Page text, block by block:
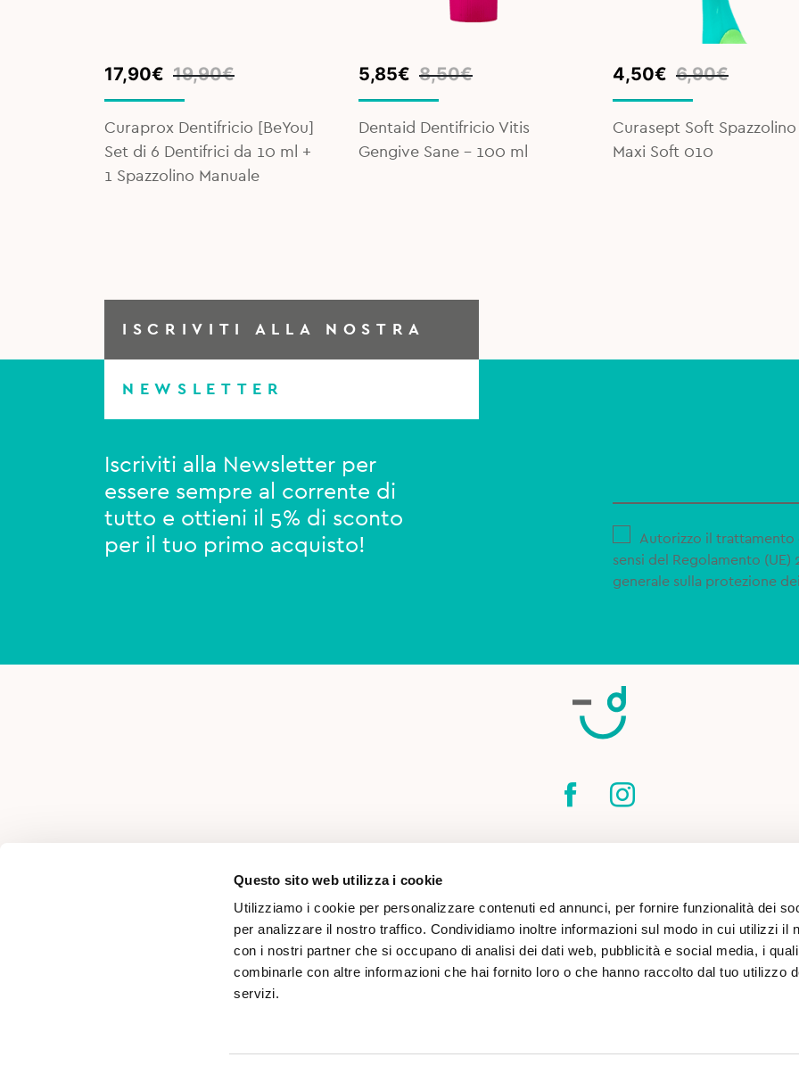
Questo sito web utilizza i cookie
Utilizziamo i cookie per personalizzare contenuti ed annunci, per fornire funzionalità dei
per analizzare il nostro traffico. Condividiamo inoltre informazioni sul modo in cui utilizzi il
con i nostri partner che si occupano di analisi dei dati web, pubblicità e social media, i
combinarle con altre informazioni che hai fornito loro o che hanno raccolto dal tuo utilizzo
servizi.
19,90€
Original
price
19,90€.
17,90€
Current
price
17,90€.
Curaprox Dentifricio [BeYou]
Set di 6 Dentifrici da 10 ml +
1 Spazzolino Manuale
8,50€
Original
price
8,50€.
5,85€
Current
price
5,85€.
Dentaid Dentifricio Vitis
Gengive Sane – 100 ml
6,90€
Original
price
6,90€.
4,50€
Current
price
4,50€.
Curasept Soft Spazzolino
Maxi Soft 010
ISCRIVITI ALLA NOSTRA
NEWSLETTER
Iscriviti alla Newsletter per
essere sempre al corrente di
tutto e ottieni il 5% di sconto
per il tuo primo acquisto!
Autorizzo il trattamento
sensi del Regolamento
generale sulla protezione